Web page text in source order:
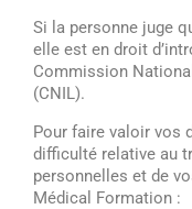
Si la personne juge
elle est en droit
Commission
(CNIL).
Pour faire valoir vos
difficulté relative au
personnelles et de
Médical Formation :